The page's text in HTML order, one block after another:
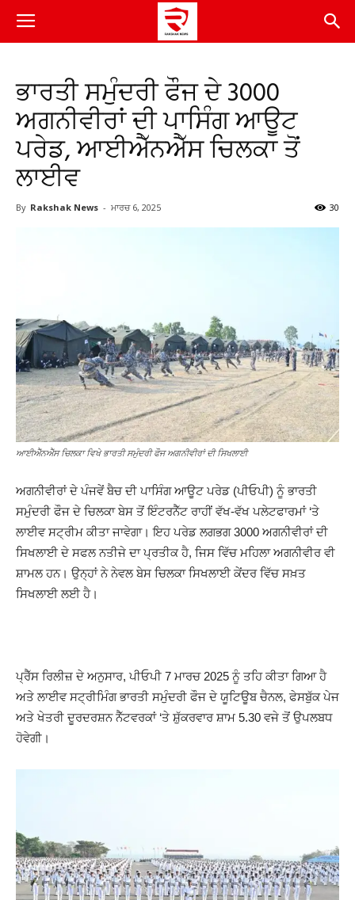
ਭਾਰਤੀ ਸਮੁੰਦਰੀ ਫੌਜ ਦੇ 3000
ਅਗਨੀਵੀਰਾਂ ਦੀ ਪਾਸਿੰਗ ਆਊਟ
ਪਰੇਡ, ਆਈਐੱਨਐੱਸ ਚਿਲਕਾ ਤੋਂ
ਲਾਈਵ
By Rakshak News - ਮਾਰਚ 6, 2025 30
ਆਈਐੱਨਐੱਸ ਚਿਲਕਾ ਵਿਖੇ ਭਾਰਤੀ ਸਮੁੰਦਰੀ ਫੌਜ ਅਗਨੀਵੀਰਾਂ ਦੀ ਸਿਖਲਾਈ
ਅਗਨੀਵੀਰਾਂ ਦੇ ਪੰਜਵੇਂ ਬੈਚ ਦੀ ਪਾਸਿੰਗ ਆਊਟ ਪਰੇਡ (ਪੀਓਪੀ) ਨੂੰ ਭਾਰਤੀ
ਸਮੁੰਦਰੀ ਫੌਜ ਦੇ ਚਿਲਕਾ ਬੇਸ ਤੋਂ ਇੰਟਰਨੈੱਟ ਰਾਹੀਂ ਵੱਖ-ਵੱਖ ਪਲੇਟਫਾਰਮਾਂ ‘ਤੇ
ਲਾਈਵ ਸਟ੍ਰੀਮ ਕੀਤਾ ਜਾਵੇਗਾ। ਇਹ ਪਰੇਡ ਲਗਭਗ 3000 ਅਗਨੀਵੀਰਾਂ ਦੀ
ਸਿਖਲਾਈ ਦੇ ਸਫਲ ਨਤੀਜੇ ਦਾ ਪ੍ਰਤੀਕ ਹੈ, ਜਿਸ ਵਿੱਚ ਮਹਿਲਾ ਅਗਨੀਵੀਰ ਵੀ
ਸ਼ਾਮਲ ਹਨ। ਉਨ੍ਹਾਂ ਨੇ ਨੇਵਲ ਬੇਸ ਚਿਲਕਾ ਸਿਖਲਾਈ ਕੇਂਦਰ ਵਿੱਚ ਸਖ਼ਤ
ਸਿਖਲਾਈ ਲਈ ਹੈ।
ਪ੍ਰੈੱਸ ਰਿਲੀਜ਼ ਦੇ ਅਨੁਸਾਰ, ਪੀਓਪੀ 7 ਮਾਰਚ 2025 ਨੂੰ ਤਹਿ ਕੀਤਾ ਗਿਆ ਹੈ
ਅਤੇ ਲਾਈਵ ਸਟ੍ਰੀਮਿੰਗ ਭਾਰਤੀ ਸਮੁੰਦਰੀ ਫੌਜ ਦੇ ਯੂਟਿਊਬ ਚੈਨਲ, ਫੇਸਬੁੱਕ ਪੇਜ
ਅਤੇ ਖੇਤਰੀ ਦੂਰਦਰਸ਼ਨ ਨੈੱਟਵਰਕਾਂ ‘ਤੇ ਸ਼ੁੱਕਰਵਾਰ ਸ਼ਾਮ 5.30 ਵਜੇ ਤੋਂ ਉਪਲਬਧ
ਹੋਵੇਗੀ।